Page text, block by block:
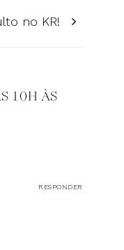
no KR!
10H ÀS
RESPONDER